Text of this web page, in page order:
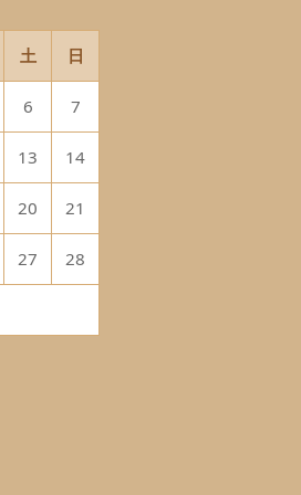
土 日
6 7
13 14
20 21
27 28